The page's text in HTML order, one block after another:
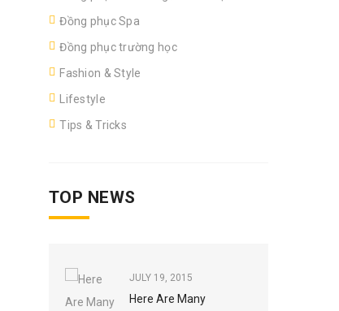
Đồng phục Spa
Đồng phục trường học
Fashion & Style
Lifestyle
Tips & Tricks
TOP NEWS
JULY 19, 2015
Here Are Many